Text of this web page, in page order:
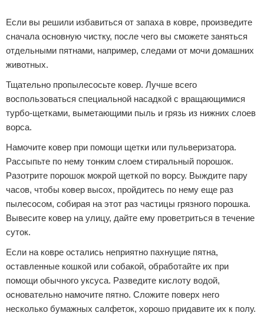
Если вы решили избавиться от запаха в ковре, произведите
сначала основную чистку, после чего вы сможете заняться
отдельными пятнами, например, следами от мочи домашних
животных.
Тщательно пропылесосьте ковер. Лучше всего
воспользоваться специальной насадкой с вращающимися
турбо-щетками, выметающими пыль и грязь из нижних слоев
ворса.
Намочите ковер при помощи щетки или пульверизатора.
Рассыпьте по нему тонким слоем стиральный порошок.
Разотрите порошок мокрой щеткой по ворсу. Выждите пару
часов, чтобы ковер высох, пройдитесь по нему еще раз
пылесосом, собирая на этот раз частицы грязного порошка.
Вывесите ковер на улицу, дайте ему проветриться в течение
суток.
Если на ковре остались неприятно пахнущие пятна,
оставленные кошкой или собакой, обработайте их при
помощи обычного уксуса. Разведите кислоту водой,
основательно намочите пятно. Сложите поверх него
несколько бумажных салфеток, хорошо придавите их к полу.